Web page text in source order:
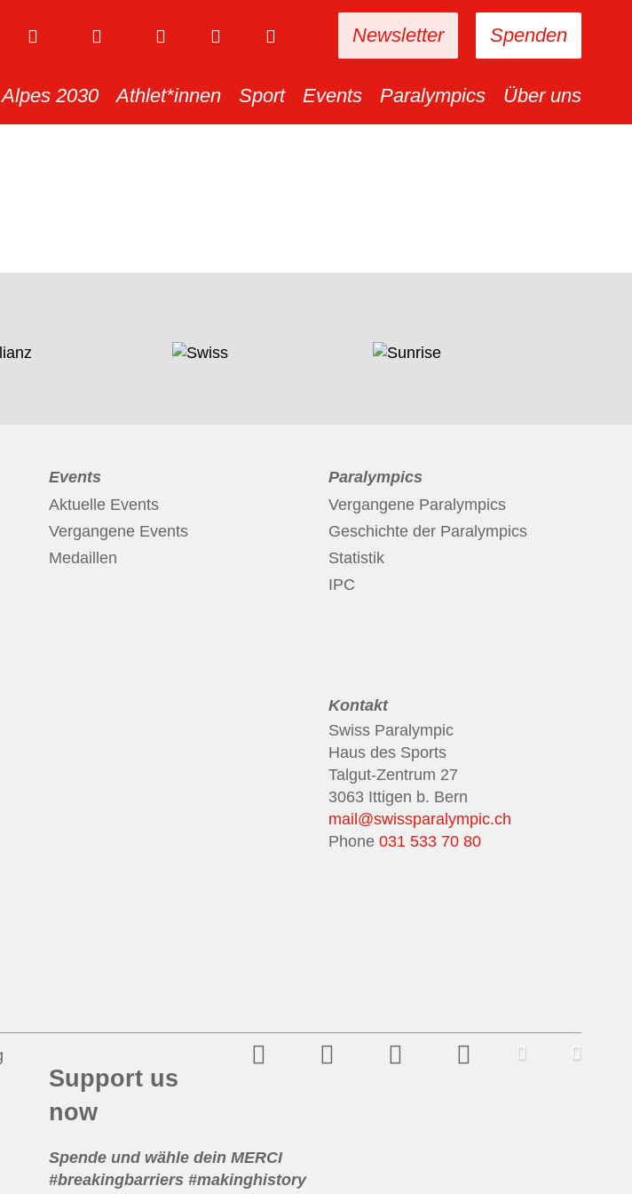
Spenden
Newsletter
Alpes 2030 Athlet*innen Sport Events Paralympics Über uns
Events
Aktuelle Events
Vergangene Events
Medaillen
Paralympics
Vergangene Paralympics
Geschichte der Paralympics
Statistik
IPC
Kontakt
Swiss Paralympic
Haus des Sports
Talgut-Zentrum 27
3063 Ittigen b. Bern
mail@swissparalympic.ch
Phone 031 533 70 80
Support us
now
Spende und wähle dein MERCI
#breakingbarriers #makinghistory